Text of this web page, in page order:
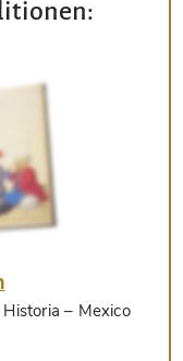
– Mexico